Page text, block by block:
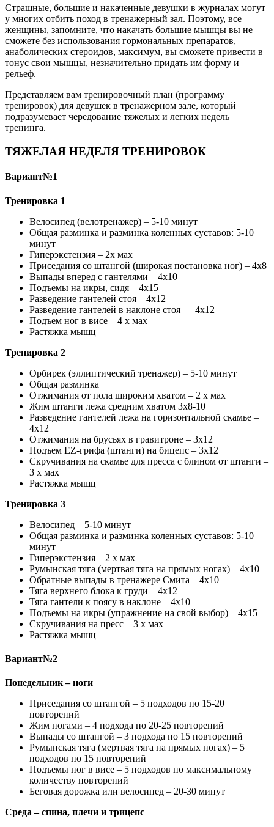
Страшные, большие и накаченные девушки в журналах могут
у многих отбить поход в тренажерный зал. Поэтому, все
женщины, запомните, что накачать большие мышцы вы не
сможете без использования гормональных препаратов,
анаболических стероидов, максимум, вы сможете привести в
тонус свои мышцы, незначительно придать им форму и
рельеф.
Представляем вам тренировочный план (программу
тренировок) для девушек в тренажерном зале, который
подразумевает чередование тяжелых и легких недель
тренинга.
ТЯЖЕЛАЯ НЕДЕЛЯ ТРЕНИРОВОК
Вариант№1
Тренировка 1
Велосипед (велотренажер) – 5-10 минут
Общая разминка и разминка коленных суставов: 5-10
минут
Гиперэкстензия – 2х мах
Приседания со штангой (широкая постановка ног) – 4х8
Выпады вперед с гантелями – 4х10
Подъемы на икры, сидя – 4х15
Разведение гантелей стоя – 4х12
Разведение гантелей в наклоне стоя — 4х12
Подъем ног в висе – 4 х мах
Растяжка мышц
Тренировка 2
Орбирек (эллиптический тренажер) – 5-10 минут
Общая разминка
Отжимания от пола широким хватом – 2 х мах
Жим штанги лежа средним хватом 3х8-10
Разведение гантелей лежа на горизонтальной скамье –
4х12
Отжимания на брусьях в гравитроне – 3х12
Подъем EZ-грифа (штанги) на бицепс – 3х12
Скручивания на скамье для пресса с блином от штанги –
3 х мах
Растяжка мышц
Тренировка 3
Велосипед – 5-10 минут
Общая разминка и разминка коленных суставов: 5-10
минут
Гиперэкстензия – 2 х мах
Румынская тяга (мертвая тяга на прямых ногах) – 4х10
Обратные выпады в тренажере Смита – 4х10
Тяга верхнего блока к груди – 4х12
Тяга гантели к поясу в наклоне – 4х10
Подъемы на икры (упражнение на свой выбор) – 4х15
Скручивания на пресс – 3 х мах
Растяжка мышц
Вариант№2
Понедельник – ноги
Приседания со штангой – 5 подходов по 15-20
повторений
Жим ногами – 4 подхода по 20-25 повторений
Выпады со штангой – 3 подхода по 15 повторений
Румынская тяга (мертвая тяга на прямых ногах) – 5
подходов по 15 повторений
Подъемы ног в висе – 5 подходов по максимальному
количеству повторений
Беговая дорожка или велосипед – 20-30 минут
Среда – спина, плечи и трицепс